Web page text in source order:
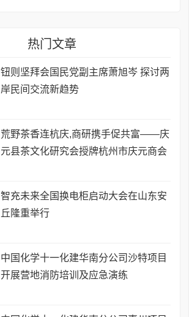
热门文章
钮则坚拜会国民党副主席萧旭岑 探讨两
岸民间交流新趋势
荒野茶香连杭庆,商研携手促共富——庆
元县茶文化研究会授牌杭州市庆元商会
智充未来全国换电柜启动大会在山东安
丘隆重举行
中国化学十一化建华南分公司沙特项目
开展营地消防培训及应急演练